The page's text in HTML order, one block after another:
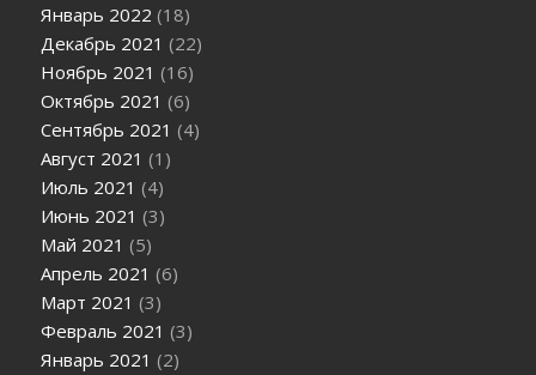
Январь 2022 (18)
Декабрь 2021 (22)
Ноябрь 2021 (16)
Октябрь 2021 (6)
Сентябрь 2021 (4)
Август 2021 (1)
Июль 2021 (4)
Июнь 2021 (3)
Май 2021 (5)
Апрель 2021 (6)
Март 2021 (3)
Февраль 2021 (3)
Январь 2021 (2)